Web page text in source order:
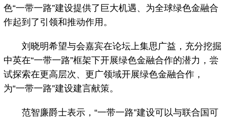
色“一带一路”建设提供了巨大机遇、为全球绿色金融合
作起到了引领和推动作用。
刘晓明希望与会嘉宾在论坛上集思广益，充分挖掘
中英在“一带一路”框架下开展绿色金融合作的潜力，尝
试探索在更高层次、更广领域开展绿色金融合作，
为“一带一路”建设建言献策。
范智廉爵士表示，“一带一路”建设可以与联合国可